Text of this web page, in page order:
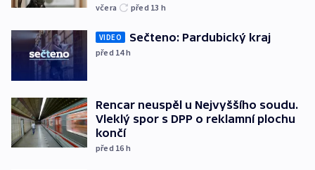
včera před 13 h
VIDEO Sečteno: Pardubický kraj
před 14h
Rencar neuspěl u Nejvyššího soudu.
Vleklý spor s DPP o reklamní plochu
končí
před 16 h